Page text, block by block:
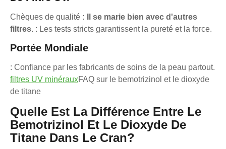
Chèques de qualité : Il se marie bien avec d'autres
filtres. : Les tests stricts garantissent la pureté et la force.
Portée Mondiale
: Confiance par les fabricants de soins de la peau partout.
filtres UV minérauxFAQ sur le bemotrizinol et le dioxyde
de titane
Quelle Est La Différence Entre Le
Bemotrizinol Et Le Dioxyde De
Titane Dans Le Cran?